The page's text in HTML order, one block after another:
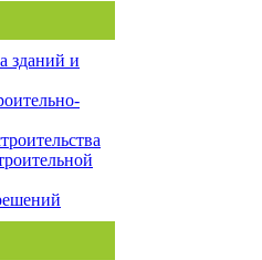
зданий и